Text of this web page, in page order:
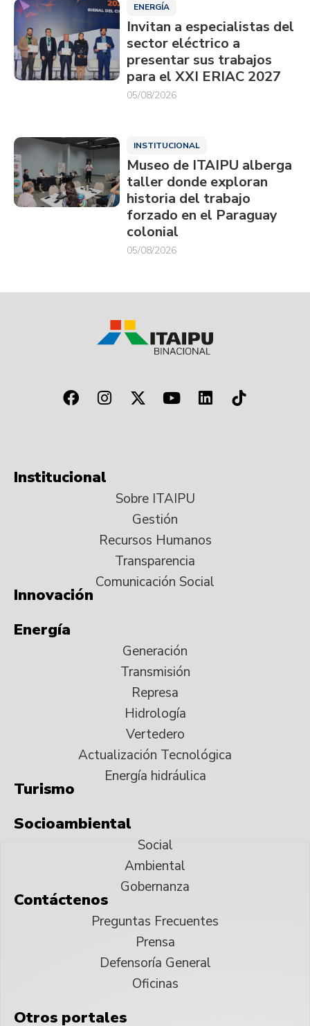
ENERGÍA
Invitan a especialistas del
sector eléctrico a
presentar sus trabajos
para el XXI ERIAC 2027
05/08/2026
INSTITUCIONAL
Museo de ITAIPU alberga
taller donde exploran
historia del trabajo
forzado en el Paraguay
colonial
05/08/2026
Institucional
Sobre ITAIPU
Gestión
Recursos Humanos
Transparencia
Comunicación Social
Innovación
Energía
Generación
Transmisión
Represa
Hidrología
Vertedero
Actualización Tecnológica
Energía hidráulica
Turismo
Socioambiental
Social
Ambiental
Gobernanza
Contáctenos
Preguntas Frecuentes
Prensa
Defensoría General
Oficinas
Otros portales